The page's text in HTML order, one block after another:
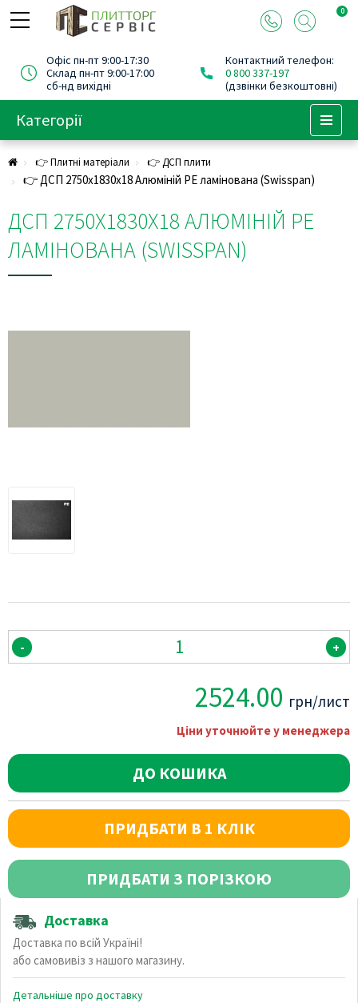
0
Офіс пн-пт 9:00-17:30
Склад пн-пт 9:00-17:00
сб-нд вихідні
Контактний телефон:
0 800 337-197
(дзвінки безкоштовні)
Категорії
👉 Плитні матеріали 👉 ДСП плити
👉 ДСП 2750х1830х18 Алюміній PE ламінована (Swisspan)
ДСП 2750Х1830Х18 АЛЮМІНІЙ PE
ЛАМІНОВАНА (SWISSPAN)
- +
2524.00 грн/лист
Ціни уточнюйте у менеджера
ДО КОШИКА
ПРИДБАТИ В 1 КЛІК
ПРИДБАТИ З ПОРІЗКОЮ
Доставка
Доставка по всій Україні!
або самовивіз з нашого магазину.
Детальніше про доставку